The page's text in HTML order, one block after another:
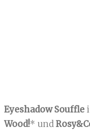
Eyeshadow Souffle
Wood!* und